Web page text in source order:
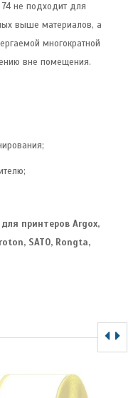
не подходит для
выше материалов, а
многократной
вне помещения.
принтеров Argox,
SATO, Rongta,